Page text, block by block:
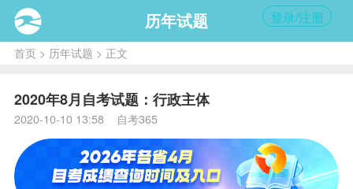
历年试题 登录/注册
首页> 历年试题 > 正文
2020年8月自考试题：行政主体
2020-10-10 13:58 自考365